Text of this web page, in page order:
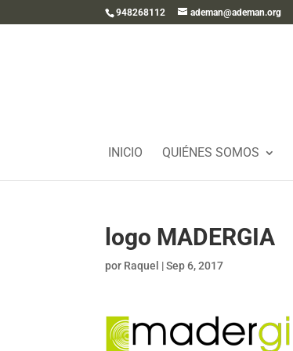
948268112 ademan@ademan.org
INICIO QUIÉNES SOMOS
logo MADERGIA
por Raquel |Sep 6, 2017